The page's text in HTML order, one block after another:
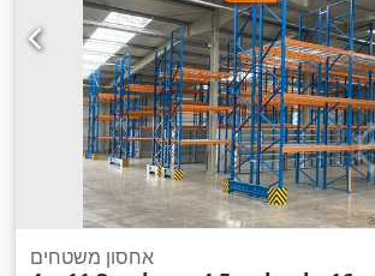
אחסון משטחים